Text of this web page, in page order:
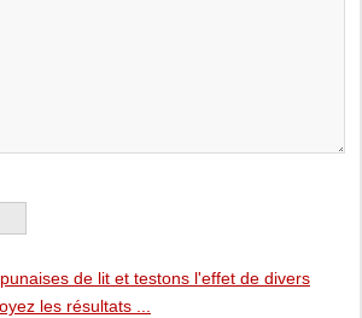
de lit et testons l'effet de divers
les résultats ...